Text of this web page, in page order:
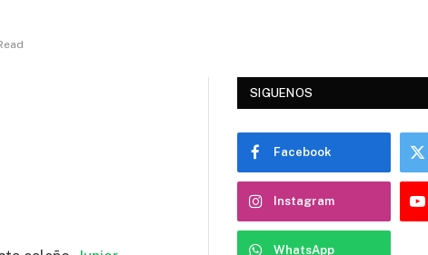
SIGUENOS
Facebook
Instagram
WhatsApp